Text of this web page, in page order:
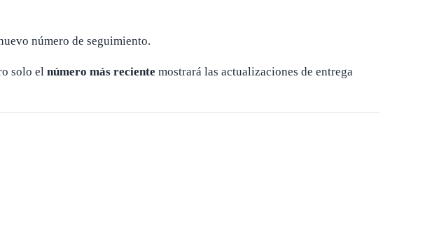
número de seguimiento.
solo elnúmero más reciente mostrará las actualizaciones de entrega